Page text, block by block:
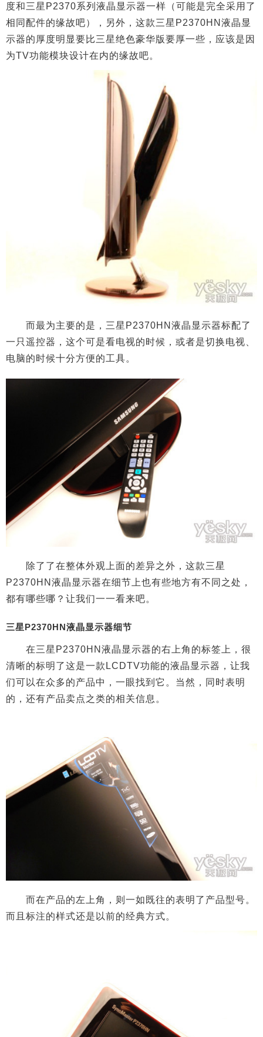
度和三星P2370系列液晶显示器一样（可能是完全采用了
相同配件的缘故吧），另外，这款三星P2370HN液晶显
示器的厚度明显要比三星绝色豪华版要厚一些，应该是因
为TV功能模块设计在内的缘故吧。
而最为主要的是，三星P2370HN液晶显示器标配了
一只遥控器，这个可是看电视的时候，或者是切换电视、
电脑的时候十分方便的工具。
除了了在整体外观上面的差异之外，这款三星
P2370HN液晶显示器在细节上也有些地方有不同之处，
都有哪些哪？让我们一一看来吧。
三星P2370HN液晶显示器细节
在三星P2370HN液晶显示器的右上角的标签上，很
清晰的标明了这是一款LCDTV功能的液晶显示器，让我
们可以在众多的产品中，一眼找到它。当然，同时表明
的，还有产品卖点之类的相关信息。
而在产品的左上角，则一如既往的表明了产品型号。
而且标注的样式还是以前的经典方式。